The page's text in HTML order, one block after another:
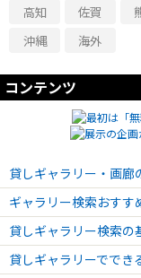
高知
佐賀
沖縄
海外
コンテンツ
貸しギャラリー・画廊
ギャラリー検索おすす
貸しギャラリー検索の
貸しギャラリーででき